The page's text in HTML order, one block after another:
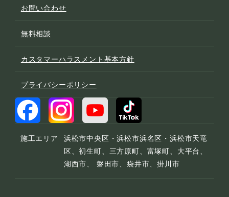
お問い合わせ
無料相談
カスタマーハラスメント基本方針
プライバシーポリシー
施工エリア
浜松市中央区・浜松市浜名区・浜松市天竜
区、初生町、三方原町、富塚町、大平台、
湖西市、 磐田市、袋井市、掛川市